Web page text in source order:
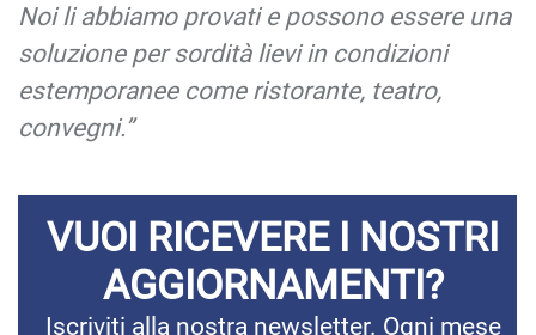
Noi li abbiamo provati e possono essere una
soluzione per sordità lievi in condizioni
estemporanee come ristorante, teatro,
convegni.”
VUOI RICEVERE I NOSTRI
AGGIORNAMENTI?
Iscriviti alla nostra newsletter. Ogni mese